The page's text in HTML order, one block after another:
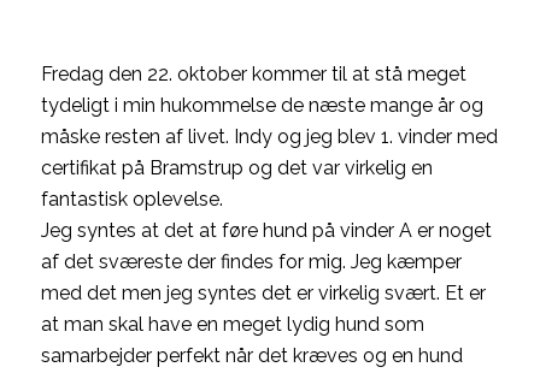
Fredag den 22. oktober kommer til at stå meget
tydeligt i min hukommelse de næste mange år og
måske resten af livet. Indy og jeg blev 1. vinder med
certifikat på Bramstrup og det var virkelig en
fantastisk oplevelse.
Jeg syntes at det at føre hund på vinder A er noget
af det sværeste der findes for mig. Jeg kæmper
med det men jeg syntes det er virkelig svært. Et er
at man skal have en meget lydig hund som
samarbejder perfekt når det kræves og en hund